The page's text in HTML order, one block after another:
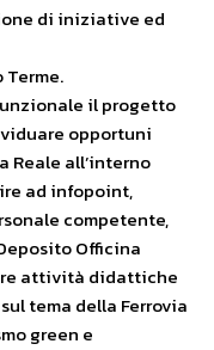
di iniziative ed
Terme.
il progetto
opportuni
Reale all’interno
ad infopoint,
competente,
Officina
attività didattiche
tema della Ferrovia
green e